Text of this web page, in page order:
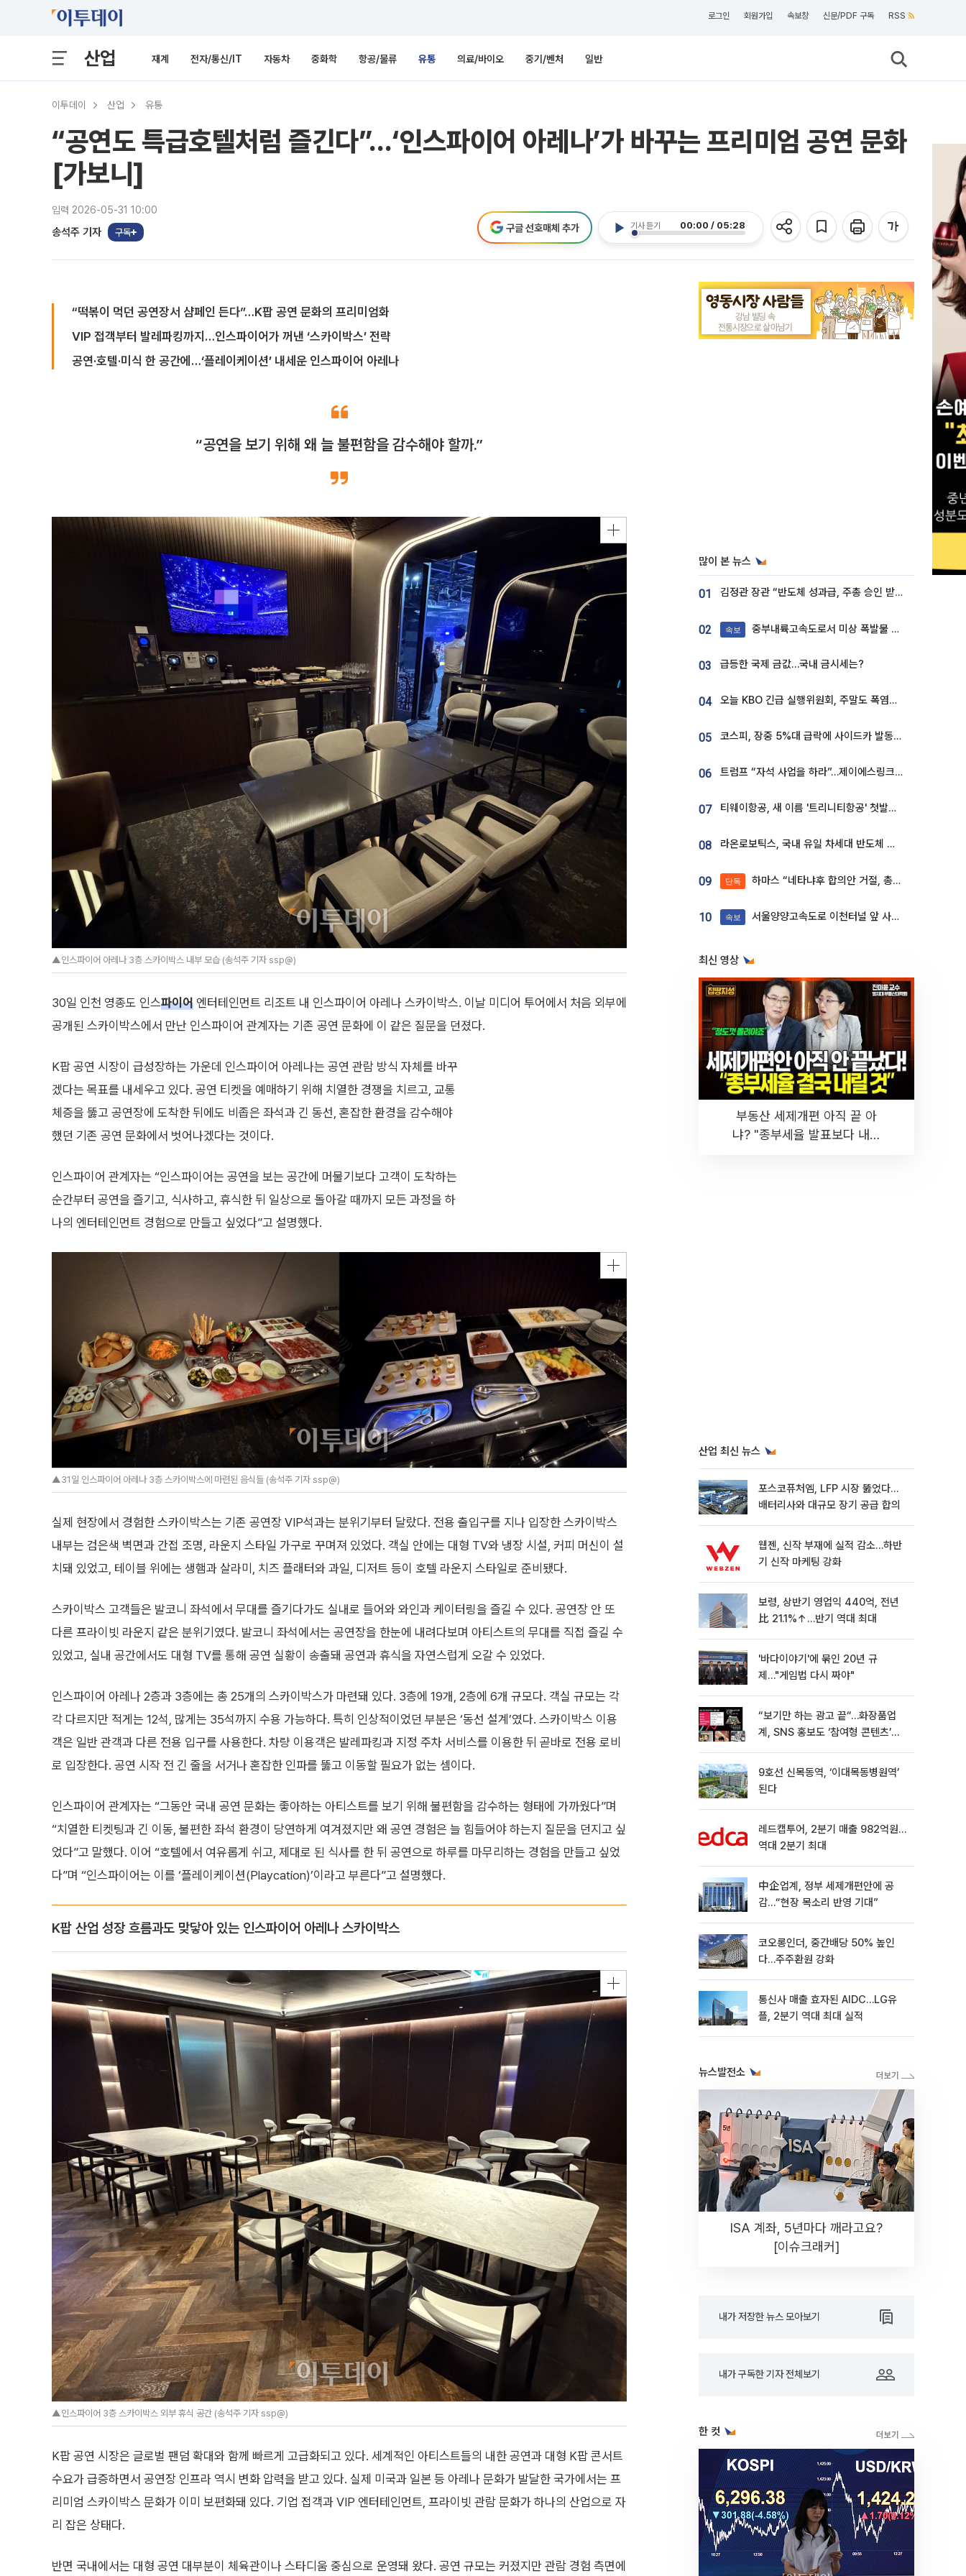
로그인 회원가입 속보창 신문/PDF 구독 RSS
산업 재계 전자/통신/IT 자동차 중화학 항공/물류 유통 의료/바이오 중기/벤처 일반
이투데이 산업 유통
“공연도 특급호텔처럼 즐긴다”…‘인스파이어 아레나’가 바꾸는 프리미엄 공연 문화
[가보니]
입력 2026-05-31 10:00
송석주 기자 구독
기사 듣기 00:00 / 05:28
구글 선호매체 추가
“떡볶이 먹던 공연장서 샴페인 든다”…K팝 공연 문화의 프리미엄화
VIP 접객부터 발레파킹까지…인스파이어가 꺼낸 ‘스카이박스’ 전략
공연·호텔·미식 한 공간에…‘플레이케이션’ 내세운 인스파이어 아레나
“공연을 보기 위해 왜 늘 불편함을 감수해야 할까.”
▲인스파이어 아레나 3층 스카이박스 내부 모습 (송석주 기자 ssp@)
30일 인천 영종도 인스파이어 엔터테인먼트 리조트 내 인스파이어 아레나 스카이박스. 이날 미디어 투어에서 처음 외부에
공개된 스카이박스에서 만난 인스파이어 관계자는 기존 공연 문화에 이 같은 질문을 던졌다.
K팝 공연 시장이 급성장하는 가운데 인스파이어 아레나는 공연 관람 방식 자체를 바꾸
겠다는 목표를 내세우고 있다. 공연 티켓을 예매하기 위해 치열한 경쟁을 치르고, 교통
체증을 뚫고 공연장에 도착한 뒤에도 비좁은 좌석과 긴 동선, 혼잡한 환경을 감수해야
했던 기존 공연 문화에서 벗어나겠다는 것이다.
인스파이어 관계자는 “인스파이어는 공연을 보는 공간에 머물기보다 고객이 도착하는
순간부터 공연을 즐기고, 식사하고, 휴식한 뒤 일상으로 돌아갈 때까지 모든 과정을 하
나의 엔터테인먼트 경험으로 만들고 싶었다”고 설명했다.
▲31일 인스파이어 아레나 3층 스카이박스에 마련된 음식들 (송석주 기자 ssp@)
실제 현장에서 경험한 스카이박스는 기존 공연장 VIP석과는 분위기부터 달랐다. 전용 출입구를 지나 입장한 스카이박스
내부는 검은색 벽면과 간접 조명, 라운지 스타일 가구로 꾸며져 있었다. 객실 안에는 대형 TV와 냉장 시설, 커피 머신이 설
치돼 있었고, 테이블 위에는 생햄과 살라미, 치즈 플래터와 과일, 디저트 등이 호텔 라운지 스타일로 준비됐다.
스카이박스 고객들은 발코니 좌석에서 무대를 즐기다가도 실내로 들어와 와인과 케이터링을 즐길 수 있다. 공연장 안 또
다른 프라이빗 라운지 같은 분위기였다. 발코니 좌석에서는 공연장을 한눈에 내려다보며 아티스트의 무대를 직접 즐길 수
있었고, 실내 공간에서도 대형 TV를 통해 공연 실황이 송출돼 공연과 휴식을 자연스럽게 오갈 수 있었다.
인스파이어 아레나 2층과 3층에는 총 25개의 스카이박스가 마련돼 있다. 3층에 19개, 2층에 6개 규모다. 객실 규모는 각
각 다르지만 적게는 12석, 많게는 35석까지 수용 가능하다. 특히 인상적이었던 부분은 ‘동선 설계’였다. 스카이박스 이용
객은 일반 관객과 다른 전용 입구를 사용한다. 차량 이용객은 발레파킹과 지정 주차 서비스를 이용한 뒤 곧바로 전용 로비
로 입장한다. 공연 시작 전 긴 줄을 서거나 혼잡한 인파를 뚫고 이동할 필요가 없는 셈이다.
인스파이어 관계자는 “그동안 국내 공연 문화는 좋아하는 아티스트를 보기 위해 불편함을 감수하는 형태에 가까웠다”며
“치열한 티켓팅과 긴 이동, 불편한 좌석 환경이 당연하게 여겨졌지만 왜 공연 경험은 늘 힘들어야 하는지 질문을 던지고 싶
었다”고 말했다. 이어 “호텔에서 여유롭게 쉬고, 제대로 된 식사를 한 뒤 공연으로 하루를 마무리하는 경험을 만들고 싶었
다”며 “인스파이어는 이를 ‘플레이케이션(Playcation)’이라고 부른다”고 설명했다.
K팝 산업 성장 흐름과도 맞닿아 있는 인스파이어 아레나 스카이박스
▲인스파이어 3층 스카이박스 외부 휴식 공간 (송석주 기자 ssp@)
K팝 공연 시장은 글로벌 팬덤 확대와 함께 빠르게 고급화되고 있다. 세계적인 아티스트들의 내한 공연과 대형 K팝 콘서트
수요가 급증하면서 공연장 인프라 역시 변화 압력을 받고 있다. 실제 미국과 일본 등 아레나 문화가 발달한 국가에서는 프
리미엄 스카이박스 문화가 이미 보편화돼 있다. 기업 접객과 VIP 엔터테인먼트, 프라이빗 관람 문화가 하나의 산업으로 자
리 잡은 상태다.
반면 국내에서는 대형 공연 대부분이 체육관이나 스타디움 중심으로 운영돼 왔다. 공연 규모는 커졌지만 관람 경험 측면에
많이 본 뉴스
01 김정관 장관 “반도체 성과급, 주총 승인 받도록”…상법·자본시장법 개정 시사
02 속보 중부내륙고속도로서 미상 폭발물 발견
03 급등한 국제 금값…국내 금시세는?
04 오늘 KBO 긴급 실행위원회, 주말도 폭염취소 될까
05 코스피, 장중 5%대 급락에 사이드카 발동…삼성·SK 동반 폭락
06 트럼프 “자석 사업을 하라”…제이에스링크, 비중국 영구자석 공급망 구축 속도
07 티웨이항공, 새 이름 '트리니티항공' 첫발…SSC 전략 본격화
08 라온로보틱스, 국내 유일 차세대 반도체 공정 로봇 개발 ‘고객사 테스트 진행’
09 단독 하마스 “네타냐후 합의안 거절, 총선 앞두고 시간 끌기”
10 속보 서울양양고속도로 이천터널 앞 사고 발생
최신 영상
부동산 세제개편 아직 끝 아
냐? "종부세율 발표보다 내릴
산업 최신 뉴스
포스코퓨처엠, LFP 시장 뚫었다…
배터리사와 대규모 장기 공급 합의
웹젠, 신작 부재에 실적 감소…하반
기 신작 마케팅 강화
보령, 상반기 영업익 440억, 전년
比 21.1%↑…반기 역대 최대
'바다이야기'에 묶인 20년 규
제…"게임법 다시 짜야"
“보기만 하는 광고 끝“…화장품업
계, SNS 홍보도 ‘참여형 콘텐츠’로
9호선 신목동역, ‘이대목동병원역’
된다
레드캡투어, 2분기 매출 982억원…
역대 2분기 최대
中企업계, 정부 세제개편안에 공
감…“현장 목소리 반영 기대”
코오롱인더, 중간배당 50% 높인
다…주주환원 강화
통신사 매출 효자된 AIDC…LG유
플, 2분기 역대 최대 실적
뉴스발전소
ISA 계좌, 5년마다 깨라고요?
[이슈크래커]
내가 저장한 뉴스 모아보기
내가 구독한 기자 전체보기
한 컷